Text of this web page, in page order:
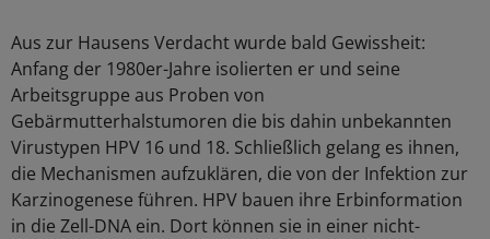
Aus zur Hausens Verdacht wurde bald Gewissheit:
Anfang der 1980er-Jahre isolierten er und seine
Arbeitsgruppe aus Proben von
Gebärmutterhalstumoren die bis dahin unbekannten
Virustypen HPV 16 und 18. Schließlich gelang es ihnen,
die Mechanismen aufzuklären, die von der Infektion zur
Karzinogenese führen. HPV bauen ihre Erbinformation
in die Zell-DNA ein. Dort können sie in einer nicht-